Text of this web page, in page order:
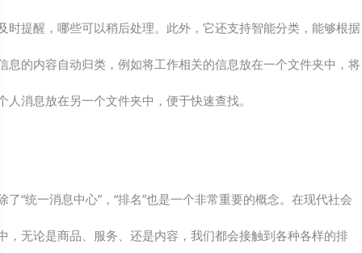
时提醒，哪些可以稍后处理。此外，它还支持智能分类，能够根据
息的内容自动归类，例如将工作相关的信息放在一个文件夹中，将
人消息放在另一个文件夹中，便于快速查找。
了“统一消息中心”，“排名”也是一个非常重要的概念。在现代社会
，无论是商品、服务、还是内容，我们都会接触到各种各样的排